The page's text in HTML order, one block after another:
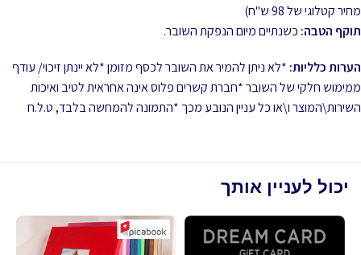
מחיר קטלוגי של 98 ש"ח)
תוקף הטבה: כשנתיים מיום הנפקת השובר.
הערות כלליות: *לא ניתן להמיר את השובר לכסף מזומן *לא יינתן זיכוי/ עודף
ממימוש חלקי של השובר *חברת קשרים פלוס אינה אחראית לטיב ואיכות
השירות\המוצר ו\או כל עניין הנובע מכך *התמונה להמחשה בלבד, ט.ל.ח
יכול לעניין אותך